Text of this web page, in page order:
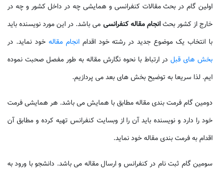
اولین گام در بحث مقالات کنفرانسی و همایشی چه در داخل کشور و چه در
خارج از کشور بحثانجام مقاله کنفرانسی می باشد. در این مورد نویسنده باید
با انتخاب یک موضوع جدید در رشته خود اقدامانجام مقاله خود نماید. در
بخش های قبل در ارتباط با نحوه نگارش مقاله به طور مفصل صحبت نموده
ایم. لذا سریعا به توضیح بخش های بعد می پردازیم.
دومین گام فرمت بندی مقاله مطابق با همایش می باشد. هر همایشی فرمت
خود را دارد و نویسنده باید آن را از وبسایت کنفرانس تهیه کرده و مطابق آن
اقدام به فرمت بندی مقاله خود نماید.
سومین گام ثبت نام در کنفرانس و ارسال مقاله می باشد. دانشجو با ورود به